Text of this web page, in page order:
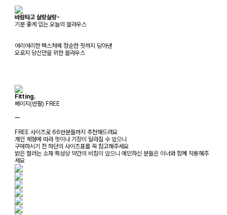
바람타고 살랑살랑-
기분 좋게 입는 오늘의 블라우스
여리여리한 텍스처에 청순한 핏까지 담아낸
오로지 당신만을 위한 블라우스
Fitting.
베이지(반팔) FREE
ㅡ
FREE 사이즈로 66반분들까지 추천해드려요
개인 체형에 따라 핏이나 기장이 달라질 수 있으니
구매하시기 전 하단의 사이즈표를 꼭 참고해주세요
밝은 컬러는 소재 특성상 약간의 비침이 있으니 예민하신 분들은 이너와 함께 착용해주
세요